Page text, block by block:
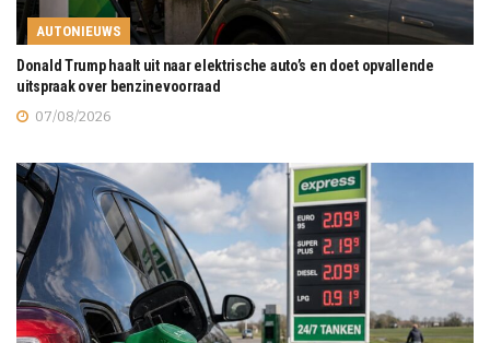
AUTONIEUWS
Donald Trump haalt uit naar elektrische auto’s en doet opvallende
uitspraak over benzinevoorraad
07/08/2026